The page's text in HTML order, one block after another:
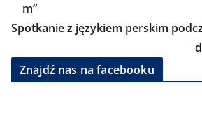
m”
Spotkanie z językiem perskim
Znajdź nas na facebooku